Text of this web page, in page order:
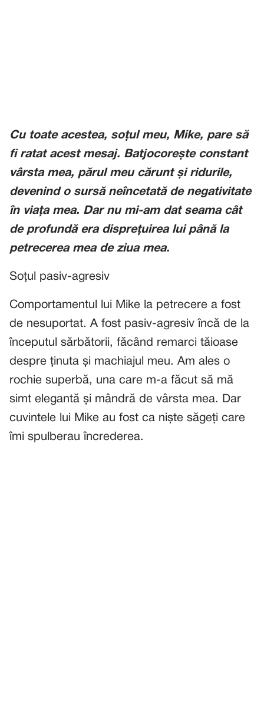
Cu toate acestea, soțul meu, Mike, pare să
fi ratat acest mesaj. Batjocorește constant
vârsta mea, părul meu cărunt și ridurile,
devenind o sursă neîncetată de negativitate
în viața mea. Dar nu mi-am dat seama cât
de profundă era disprețuirea lui până la
petrecerea mea de ziua mea.
Soțul pasiv-agresiv
Comportamentul lui Mike la petrecere a fost
de nesuportat. A fost pasiv-agresiv încă de la
începutul sărbătorii, făcând remarci tăioase
despre ținuta și machiajul meu. Am ales o
rochie superbă, una care m-a făcut să mă
simt elegantă și mândră de vârsta mea. Dar
cuvintele lui Mike au fost ca niște săgeți care
îmi spulberau încrederea.